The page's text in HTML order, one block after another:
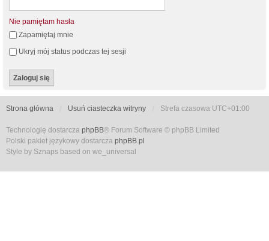
Nie pamiętam hasła
Zapamiętaj mnie
Ukryj mój status podczas tej sesji
Strona główna Usuń ciasteczka witryny Strefa czasowa UTC+01:00
Technologię dostarcza phpBB® Forum Software © phpBB Limited
Polski pakiet językowy dostarcza phpBB.pl
Style by Sznaps based on we_universal